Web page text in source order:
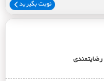
نوبت بگیرید
رضایتمندی